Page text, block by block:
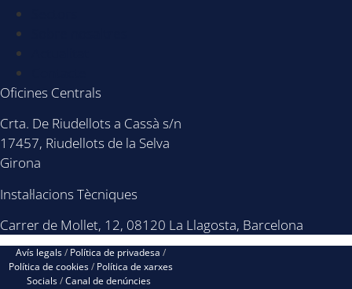
Oficines Centrals
Crta. De Riudellots a Cassà s/n
17457, Riudellots de la Selva
Girona
Instal·lacions Tècniques
Carrer de Mollet, 12, 08120 La Llagosta, Barcelona
Avís legals/ Política de privadesa /
Política de cookies/ Política de xarxes
Socials/Canal de denúncies